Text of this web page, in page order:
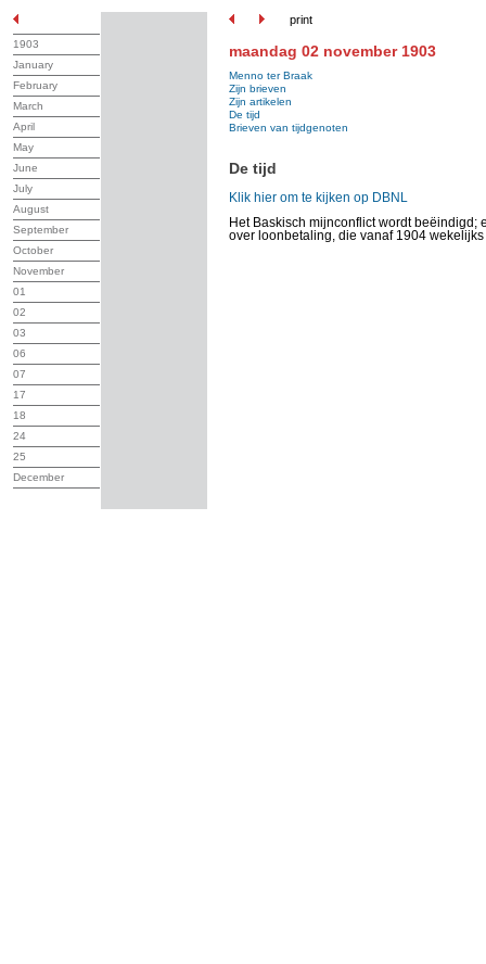
print
1903
January
February
March
April
May
June
July
August
September
October
November
01
02
03
06
07
17
18
24
25
December
maandag 02 november 1903
Menno ter Braak
Zijn brieven
Zijn artikelen
De tijd
Brieven van tijdgenoten
De tijd
Klik hier om te kijken op DBNL
Het Baskisch mijnconflict wordt beëindigd;
over loonbetaling, die vanaf 1904